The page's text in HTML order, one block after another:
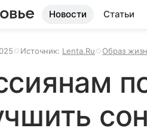
Новости Статьи
Источник: Lenta.Ru Образ